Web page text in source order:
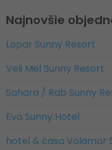
Najnovšie
Lopar Sunny Resort
Veli Mel Sunny Resort
Sahara / Rab Sunny
Eva Sunny Hotel
hotel & casa Valamar